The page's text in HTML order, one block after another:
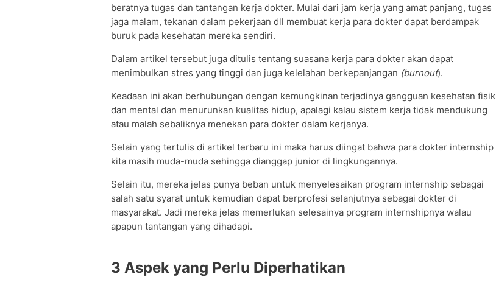
beratnya tugas dan tantangan kerja dokter. Mulai dari jam kerja yang amat panjang, tugas
jaga malam, tekanan dalam pekerjaan dll membuat kerja para dokter dapat berdampak
buruk pada kesehatan mereka sendiri.
Dalam artikel tersebut juga ditulis tentang suasana kerja para dokter akan dapat
menimbulkan stres yang tinggi dan juga kelelahan berkepanjangan (burnout).
Keadaan ini akan berhubungan dengan kemungkinan terjadinya gangguan kesehatan fisik
dan mental dan menurunkan kualitas hidup, apalagi kalau sistem kerja tidak mendukung
atau malah sebaliknya menekan para dokter dalam kerjanya.
Selain yang tertulis di artikel terbaru ini maka harus diingat bahwa para dokter internship
kita masih muda-muda sehingga dianggap junior di lingkungannya.
Selain itu, mereka jelas punya beban untuk menyelesaikan program internship sebagai
salah satu syarat untuk kemudian dapat berprofesi selanjutnya sebagai dokter di
masyarakat. Jadi mereka jelas memerlukan selesainya program internshipnya walau
apapun tantangan yang dihadapi.
3 Aspek yang Perlu Diperhatikan